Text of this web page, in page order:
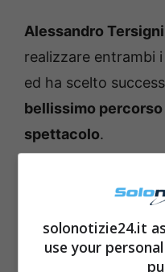
Alessandro Tersigni
realizzare entrambi
ed ha scelto
bellissimo
spettacolo.
solonotizie24.it
use your